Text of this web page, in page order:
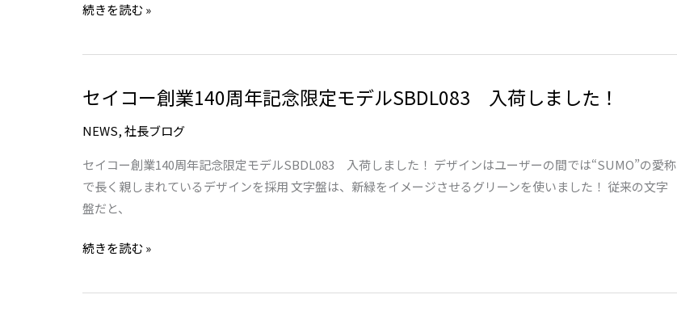
ー
フ
ー
い
な
ま
た
🍂
続きを読む »
セイコー創業140周年記念限定モデルSBDL083 入荷しました！
NEWS,社長ブログ
セイコー創業140周年記念限定モデルSBDL083 入荷しました！ デザインはユーザーの間では“SUMO”の愛称
で長く親しまれているデザインを採用 文字盤は、新緑をイメージさせるグリーンを使いました！ 従来の文字
盤だと、
セ
コ
ー
創
業
周
記
続きを読む »